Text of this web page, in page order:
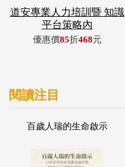
道安專業人力培訓暨 知識
平台策略內
優惠價85折468元
閱讀注目
百歲人瑞的生命啟示